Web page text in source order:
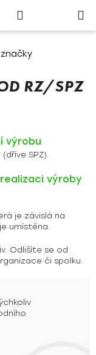
košík
RZ/SPZ
výrobu
(dříve SPZ).
výroby
je závislá na
umístěna.
Odlišíte se od
či spolku.